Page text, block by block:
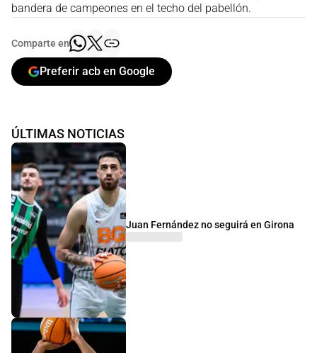
bandera de campeones en el techo del pabellón.
Comparte en
Preferir acb en Google
ÚLTIMAS NOTICIAS
Juan Fernández no seguirá en Girona